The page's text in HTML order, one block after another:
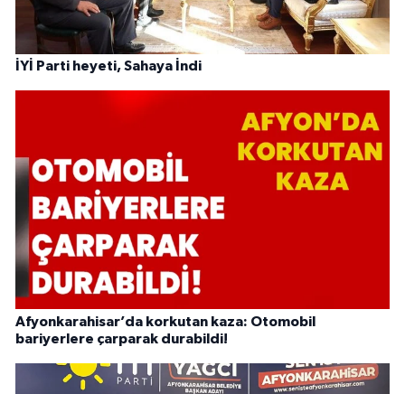
İYİ Parti heyeti, Sahaya İndi
Afyonkarahisar’da korkutan kaza: Otomobil
bariyerlere çarparak durabildi!